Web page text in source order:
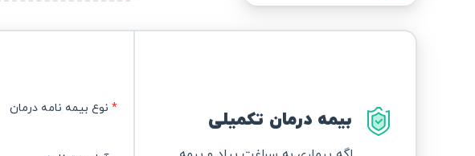
نوع بیمه نامه درمان بیمه درمان تکمیلی